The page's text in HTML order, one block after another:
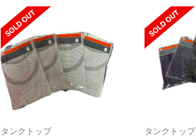
タンクトップ タンクトップ